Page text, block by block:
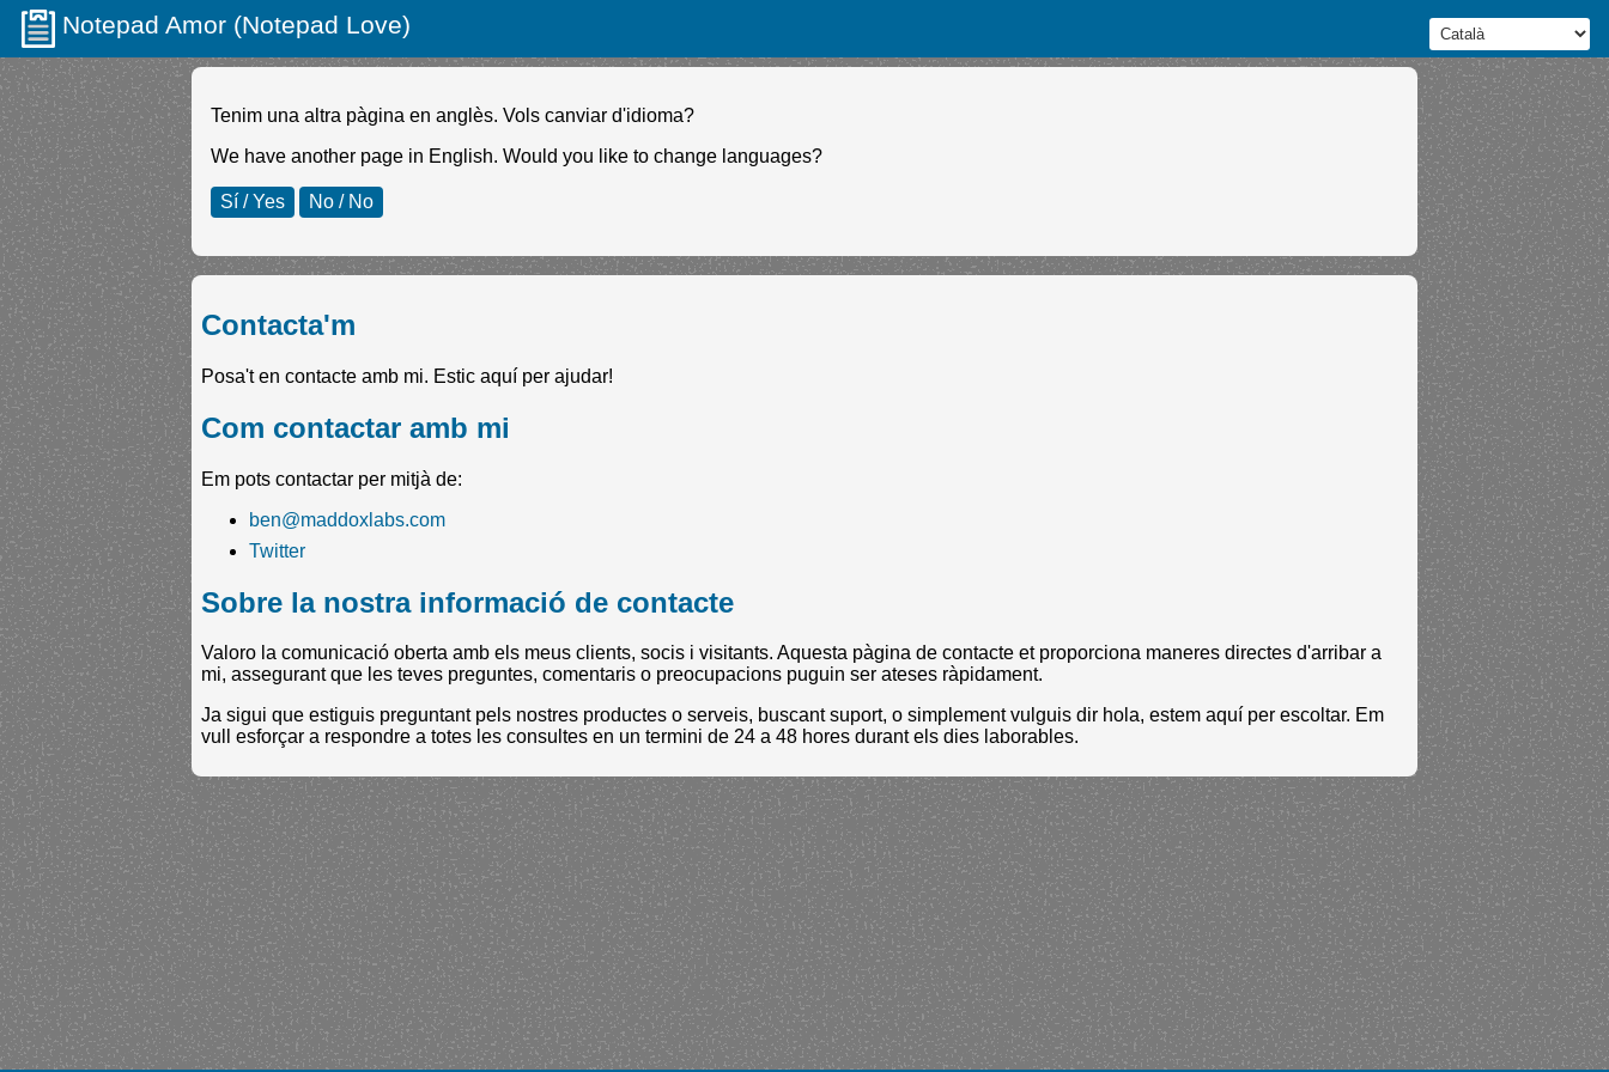
Notepad Amor (Notepad Love)
Tenim una altra pàgina en anglès. Vols canviar d'idioma?
We have another page in English. Would you like to change languages?
Sí / Yes No / No
Contacta'm
Posa't en contacte amb mi. Estic aquí per ajudar!
Com contactar amb mi
Em pots contactar per mitjà de:
ben@maddoxlabs.com
Twitter
Sobre la nostra informació de contacte
Valoro la comunicació oberta amb els meus clients, socis i visitants. Aquesta pàgina de contacte et proporciona maneres directes d'arribar a
mi, assegurant que les teves preguntes, comentaris o preocupacions puguin ser ateses ràpidament.
Ja sigui que estiguis preguntant pels nostres productes o serveis, buscant suport, o simplement vulguis dir hola, estem aquí per escoltar. Em
vull esforçar a respondre a totes les consultes en un termini de 24 a 48 hores durant els dies laborables.